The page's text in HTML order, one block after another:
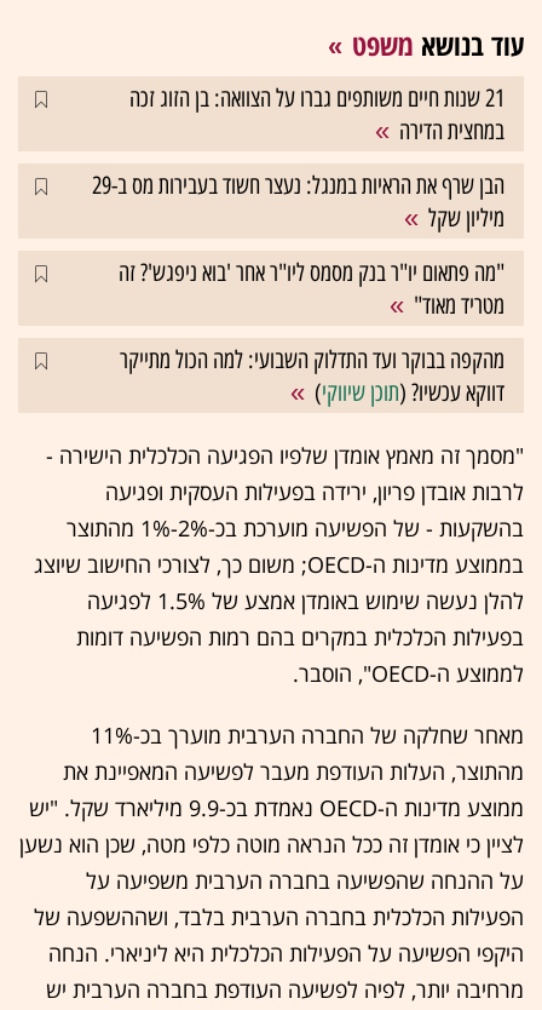
עוד בנושא משפט
21 שנות חיים משותפים גברו על הצוואה: בן הזוג זכה
במחצית הדירה
הבן שרף את הראיות במנגל: נעצר חשוד בעבירות מס ב-29
מיליון שקל
"מה פתאום יו"ר בנק מסמס ליו"ר אחר 'בוא ניפגש'? זה
מטריד מאוד"
מהקפה בבוקר ועד התדלוק השבועי: למה הכול מתייקר
דווקא עכשיו? (תוכן שיווקי)
"מסמך זה מאמץ אומדן שלפיו הפגיעה הכלכלית הישירה -
לרבות אובדן פריון, ירידה בפעילות העסקית ופגיעה
בהשקעות - של הפשיעה מוערכת בכ-2%-1% מהתוצר
בממוצע מדינות ה-OECD; משום כך, לצורכי החישוב שיוצג
להלן נעשה שימוש באומדן אמצע של 1.5% לפגיעה
בפעילות הכלכלית במקרים בהם רמות הפשיעה דומות
לממוצע ה-OECD", הוסבר.
מאחר שחלקה של החברה הערבית מוערך בכ-11%
מהתוצר, העלות העודפת מעבר לפשיעה המאפיינת את
ממוצע מדינות ה-OECD נאמדת בכ-9.9 מיליארד שקל. "יש
לציין כי אומדן זה ככל הנראה מוטה כלפי מטה, שכן הוא נשען
על ההנחה שהפשיעה בחברה הערבית משפיעה על
הפעילות הכלכלית בחברה הערבית בלבד, ושההשפעה של
היקפי הפשיעה על הפעילות הכלכלית היא ליניארי. הנחה
מרחיבה יותר, לפיה לפשיעה העודפת בחברה הערבית יש